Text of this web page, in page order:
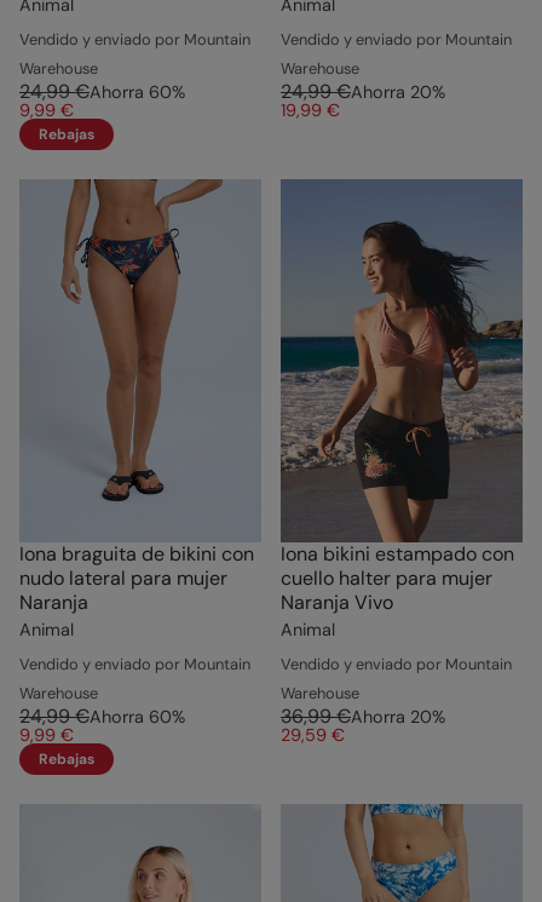
Animal
Vendido y enviado por Mountain
Warehouse
24,99 €Ahorra 60%
9,99 €
Rebajas
Animal
Vendido y enviado por Mountain
Warehouse
24,99 €Ahorra 20%
19,99 €
Iona braguita de bikini con
nudo lateral para mujer
Naranja
Animal
Vendido y enviado por Mountain
Warehouse
24,99 €Ahorra 60%
9,99 €
Rebajas
Iona bikini estampado con
cuello halter para mujer
Naranja Vivo
Animal
Vendido y enviado por Mountain
Warehouse
36,99 €Ahorra 20%
29,59 €